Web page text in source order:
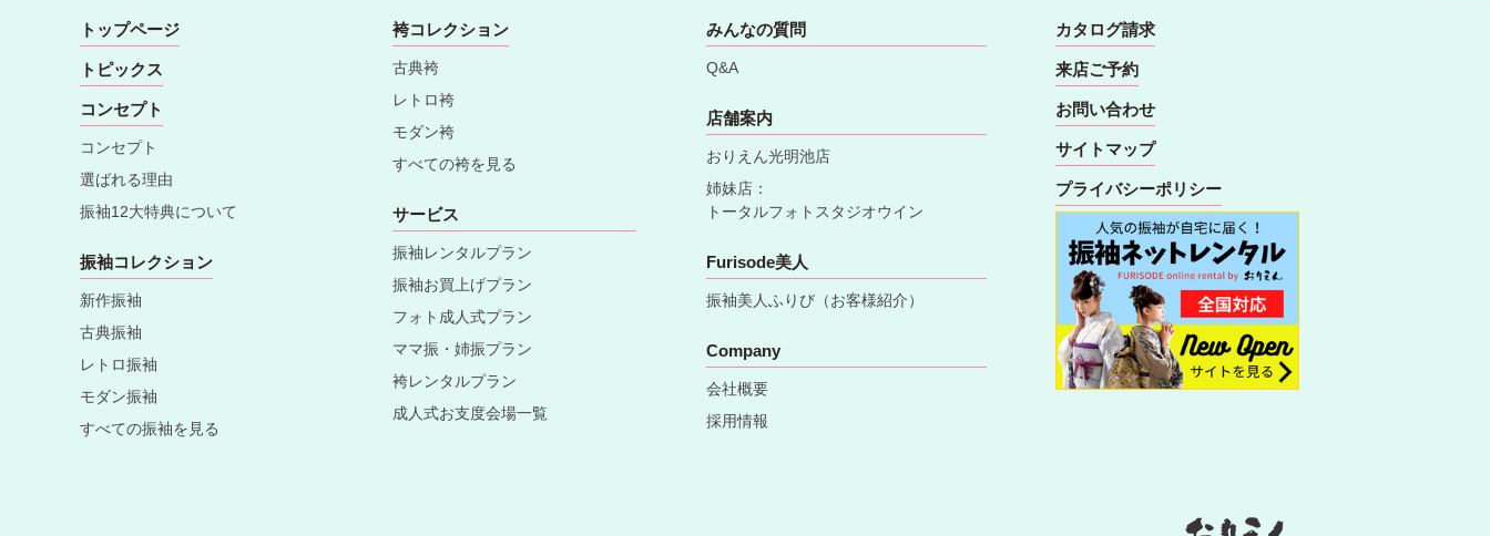
トップページ
トピックス
コンセプト
コンセプト
選ばれる理由
振袖12大特典について
振袖コレクション
新作振袖
古典振袖
レトロ振袖
モダン振袖
すべての振袖を見る
袴コレクション
古典袴
レトロ袴
モダン袴
すべての袴を見る
サービス
振袖レンタルプラン
振袖お買上げプラン
フォト成人式プラン
ママ振・姉振プラン
袴レンタルプラン
成人式お支度会場一覧
みんなの質問
Q&A
店舗案内
おりえん光明池店
姉妹店：
トータルフォトスタジオウイン
Furisode美人
振袖美人ふりび（お客様紹介）
Company
会社概要
採用情報
カタログ請求
来店ご予約
お問い合わせ
サイトマップ
プライバシーポリシー